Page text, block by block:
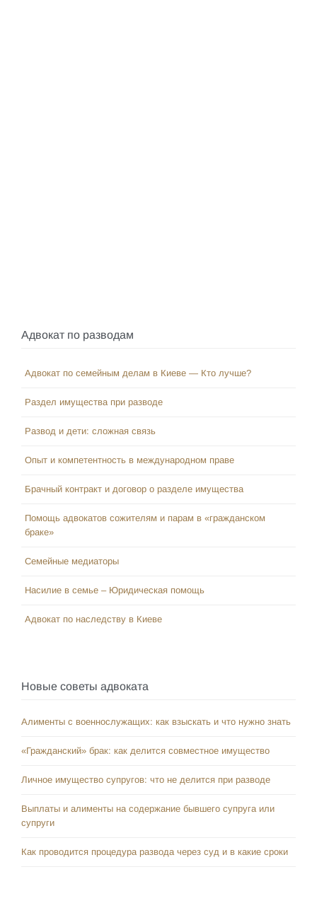
Адвокат по разводам
Адвокат по семейным делам в Киеве — Кто лучше?
Раздел имущества при разводе
Развод и дети: сложная связь
Опыт и компетентность в международном праве
Брачный контракт и договор о разделе имущества
Помощь адвокатов сожителям и парам в «гражданском
браке»
Семейные медиаторы
Насилие в семье – Юридическая помощь
Адвокат по наследству в Киеве
Новые советы адвоката
Алименты с военнослужащих: как взыскать и что нужно знать
«Гражданский» брак: как делится совместное имущество
Личное имущество супругов: что не делится при разводе
Выплаты и алименты на содержание бывшего супруга или
супруги
Как проводится процедура развода через суд и в какие сроки